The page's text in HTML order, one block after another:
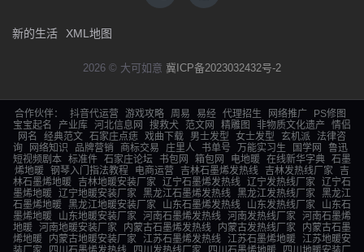
新的生活 XML地图
2026 © 大可如意 冀ICP备2023032432号-2
合作伙伴： 抖音代运营 游戏攻略 周易 易经 代理招生 网络推广
PS修图
宝宝起名
产业库 河北信息网 搜救犬 范文网 精雕图 非物质文化遗产
情侣
网名
经典范文 石家庄点痣 戏曲下载 男士发型 女士发型 玄机派
法律咨
询
网络知识 品牌营销 商标交易 庄里人 书单号 万能实习生 国学网
鲁迅
短视频剧本 标准件 石家庄论坛 书包网 箱包网 电地暖 在线新华字典 石墨
烯地暖 钢琴入门指法教程 电商运营 吉林石墨烯发热线 吉林发热线厂家
吉
林石墨烯地暖
吉林地暖安装厂家 辽宁石墨烯发热线 辽宁发热线厂家 辽宁石
墨烯地暖 辽宁地暖安装厂家 黑龙江石墨烯发热线 黑龙江发热线厂家 黑龙江
石墨烯地暖 黑龙江地暖安装厂家 山东石墨烯发热线 山东发热线厂家
山东石
墨烯地暖
山东地暖安装厂家 河南石墨烯发热线 河南发热线厂家 河南石墨烯
地暖 河南地暖安装厂家 内蒙古石墨烯发热线 内蒙古发热线厂家
内蒙古石墨
烯地暖
内蒙古地暖安装厂家 江苏石墨烯发热线 江苏石墨烯地暖
江苏地暖安